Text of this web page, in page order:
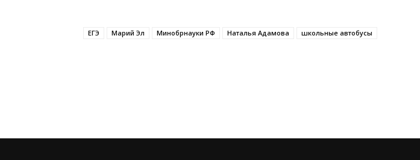
ЕГЭ Марий Эл Минобрнауки РФ Наталья Адамова школьные автобусы